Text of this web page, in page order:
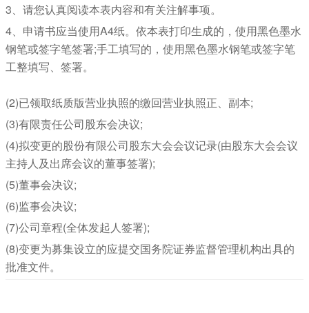
3、请您认真阅读本表内容和有关注解事项。
4、申请书应当使用A4纸。依本表打印生成的，使用黑色墨水
钢笔或签字笔签署;手工填写的，使用黑色墨水钢笔或签字笔
工整填写、签署。
(2)已领取纸质版营业执照的缴回营业执照正、副本;
(3)有限责任公司股东会决议;
(4)拟变更的股份有限公司股东大会会议记录(由股东大会会议
主持人及出席会议的董事签署);
(5)董事会决议;
(6)监事会决议;
(7)公司章程(全体发起人签署);
(8)变更为募集设立的应提交国务院证券监督管理机构出具的
批准文件。